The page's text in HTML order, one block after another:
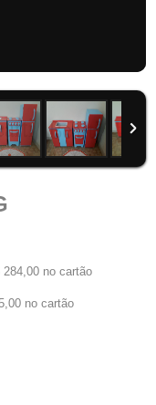
no cartão
no cartão